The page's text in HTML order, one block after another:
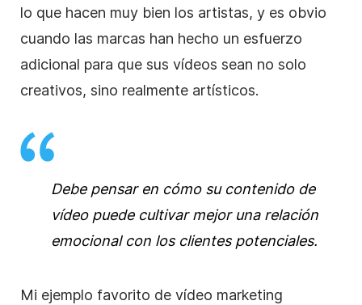
lo que hacen muy bien los artistas, y es obvio
cuando las marcas han hecho un esfuerzo
adicional para que sus vídeos sean no solo
creativos, sino realmente artísticos.
Debe pensar en cómo su contenido de
vídeo puede cultivar mejor una relación
emocional con los clientes potenciales.
Mi ejemplo favorito de vídeo marketing